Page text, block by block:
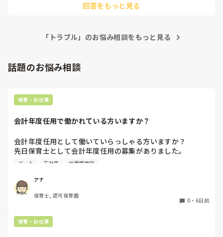
だけると助かります😭
お子様の年齢のカウントの仕方が異なってくると思うので確認
ないのか？
朝とおやつ以降は0〜5歳までの異年齢という恐ろしい状態。
異年齢の素晴らしさを謳っていましたけど、理由は足りないか
時短じゃない人たちの負担が大きく、不満がたまらないか心配
になってしまいますね。残業必須は最終手段にしたいところで
育休中の保護者に方へのお願いは残念でしたね。私はターゲッ
お知らせのご協力お願いしますということはやっていました
よ。「先生たちも休んでくださいね」ってお休みしてくださる
方は育休中の方が多かったです。でも実は配置のためでしたけ
どね！笑
園長が話にならないのであれば、法人の方へ連絡とか出来ない
でしょうか？公立ですか？
資格の有無に関わらず園長にも協力していただかないと、、そ
どっかの園で職員が一斉に退職したことがありましたが、そん
な風にならないと良いですね。かわいい子どもたちのため
回答をもっと見る
「トラブル」のお悩み相談をもっと見る
話題のお悩み相談
保育・お仕事
会計年度任用で働かれている方いますか？
会計年度任用として働いていらっしゃる方いますか？
先日保育士として会計年度任用の募集がありました。
赤ちゃん訪問を主にするようですが、園勤務ではなく、保育
よろしくお願いします。
パート 正社員 幼稚園教諭
アナ
保育士, 認可保育園
0 ・ 6日前
保育・お仕事